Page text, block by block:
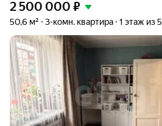
2 500 000 ₽
50,6 м² 3-комн. квартира 1 этаж из 5